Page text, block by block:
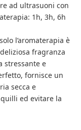
ad ultrasuoni con
1h, 3h, 6h
l’aromaterapia è
fragranza
stressante e
fornisce un
secca e
ed evitare la